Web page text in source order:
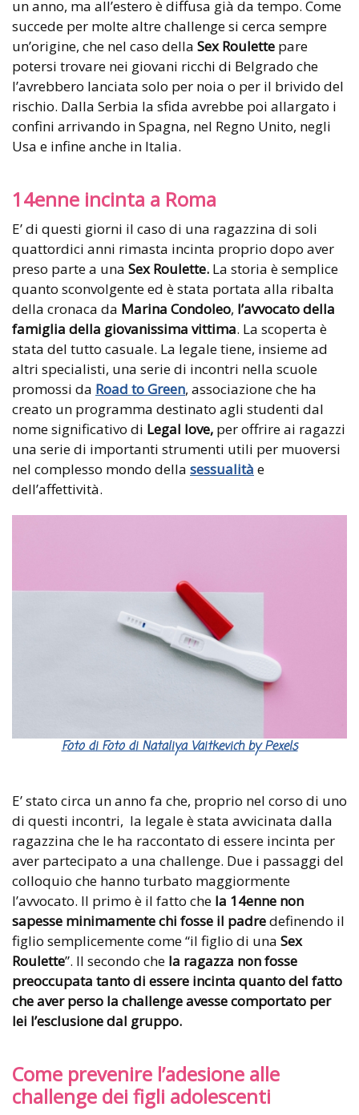
un anno, ma all’estero è diffusa già da tempo. Come
succede per molte altre challenge si cerca sempre
un’origine, che nel caso della Sex Roulette pare
potersi trovare nei giovani ricchi di Belgrado che
l’avrebbero lanciata solo per noia o per il brivido del
rischio. Dalla Serbia la sfida avrebbe poi allargato i
confini arrivando in Spagna, nel Regno Unito, negli
Usa e infine anche in Italia.
14enne incinta a Roma
E’ di questi giorni il caso di una ragazzina di soli
quattordici anni rimasta incinta proprio dopo aver
preso parte a una Sex Roulette. La storia è semplice
quanto sconvolgente ed è stata portata alla ribalta
della cronaca da Marina Condoleo, l’avvocato della
famiglia della giovanissima vittima. La scoperta è
stata del tutto casuale. La legale tiene, insieme ad
altri specialisti, una serie di incontri nella scuole
promossi da Road to Green, associazione che ha
creato un programma destinato agli studenti dal
nome significativo di Legal love, per offrire ai ragazzi
una serie di importanti strumenti utili per muoversi
nel complesso mondo della sessualità e
dell’affettività.
Foto di Foto di Nataliya Vaitkevich by Pexels
E’ stato circa un anno fa che, proprio nel corso di uno
di questi incontri, la legale è stata avvicinata dalla
ragazzina che le ha raccontato di essere incinta per
aver partecipato a una challenge. Due i passaggi del
colloquio che hanno turbato maggiormente
l’avvocato. Il primo è il fatto che la 14enne non
sapesse minimamente chi fosse il padredefinendo il
figlio semplicemente come “il figlio di una Sex
Roulette”. Il secondo che la ragazza non fosse
preoccupata tanto di essere incinta quanto del fatto
che aver perso la challenge avesse comportato per
lei l’esclusione dal gruppo.
Come prevenire l’adesione alle
challenge dei figli adolescenti